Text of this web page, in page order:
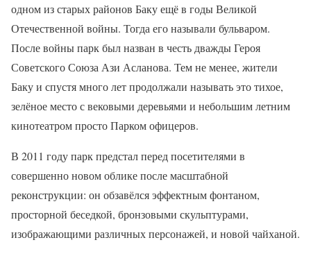
одном из старых районов Баку ещё в годы Великой
Отечественной войны. Тогда его называли бульваром.
После войны парк был назван в честь дважды Героя
Советского Союза Ази Асланова. Тем не менее, жители
Баку и спустя много лет продолжали называть это тихое,
зелёное место с вековыми деревьями и небольшим летним
кинотеатром просто Парком офицеров.
В 2011 году парк предстал перед посетителями в
совершенно новом облике после масштабной
реконструкции: он обзавёлся эффектным фонтаном,
просторной беседкой, бронзовыми скульптурами,
изображающими различных персонажей, и новой чайханой.